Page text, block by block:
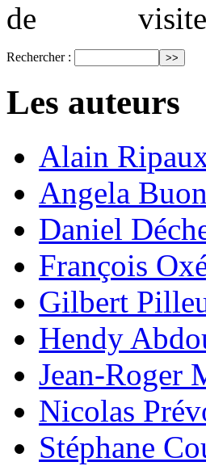
Rechercher :
Les auteurs
Alain
Angela
Daniel
François
Gilbert
Hendy
Jean-Roger
Nicolas
Stéphane